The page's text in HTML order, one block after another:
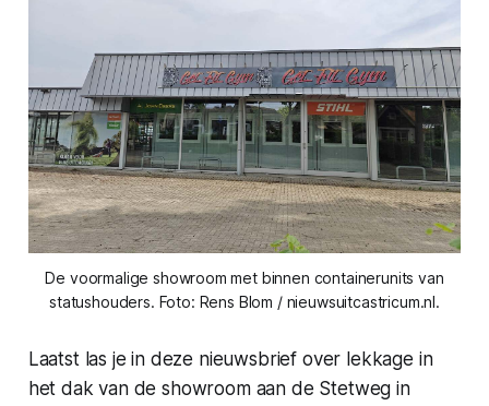
De voormalige showroom met binnen containerunits van
statushouders. Foto: Rens Blom / nieuwsuitcastricum.nl.
Laatst las je in deze nieuwsbrief over lekkage in
het dak van de showroom aan de Stetweg in